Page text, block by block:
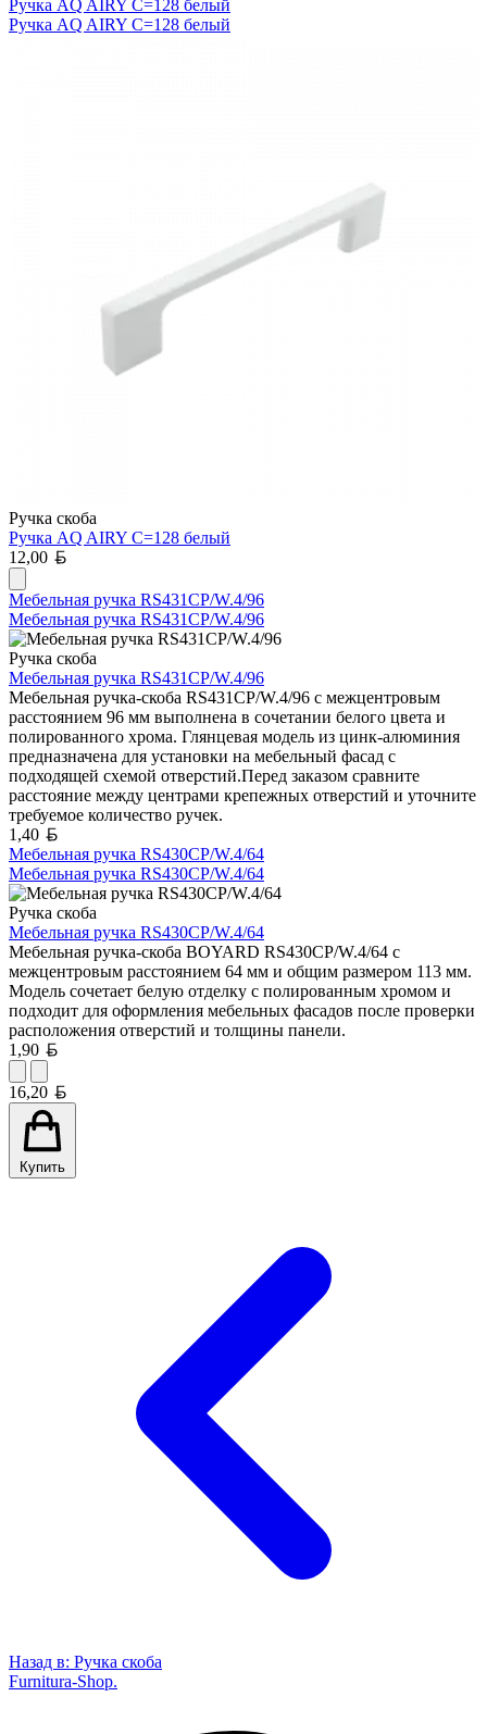
Ручка AQ AIRY С=128 белый
Ручка AQ AIRY С=128 белый
Ручка скоба
Ручка AQ AIRY С=128 белый
12,00
Мебельная ручка RS431CP/W.4/96
Мебельная ручка RS431CP/W.4/96
Ручка скоба
Мебельная ручка RS431CP/W.4/96
Мебельная ручка-скоба RS431CP/W.4/96 с межцентровым
расстоянием 96 мм выполнена в сочетании белого цвета и
полированного хрома. Глянцевая модель из цинк-алюминия
предназначена для установки на мебельный фасад с
подходящей схемой отверстий.Перед заказом сравните
расстояние между центрами крепежных отверстий и уточните
требуемое количество ручек.
1,40
Мебельная ручка RS430CP/W.4/64
Мебельная ручка RS430CP/W.4/64
Ручка скоба
Мебельная ручка RS430CP/W.4/64
Мебельная ручка-скоба BOYARD RS430CP/W.4/64 с
межцентровым расстоянием 64 мм и общим размером 113 мм.
Модель сочетает белую отделку с полированным хромом и
подходит для оформления мебельных фасадов после проверки
расположения отверстий и толщины панели.
1,90
16,20
Купить
Назад в: Ручка скоба
Furnitura-Shop.